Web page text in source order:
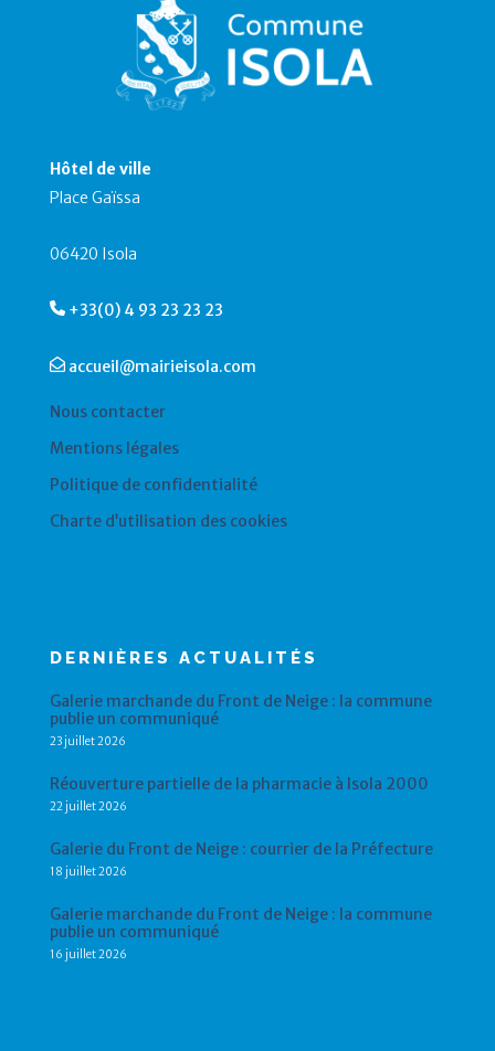
Hôtel de ville
Place Gaïssa
06420 Isola
+33(0) 4 93 23 23 23
accueil@mairieisola.com
Nous contacter
Mentions légales
Politique de confidentialité
Charte d’utilisation des cookies
DERNIÈRES ACTUALITÉS
Galerie marchande du Front de Neige : la commune
publie un communiqué
23 juillet 2026
Réouverture partielle de la pharmacie à Isola 2000
22 juillet 2026
Galerie du Front de Neige : courrier de la Préfecture
18 juillet 2026
Galerie marchande du Front de Neige : la commune
publie un communiqué
16 juillet 2026